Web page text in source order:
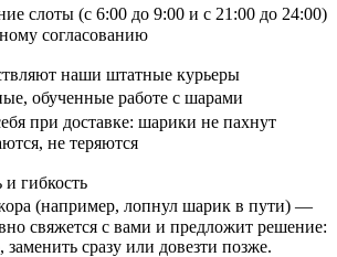
слоты (с 6:00 до 9:00 и с 21:00 до 24:00)
согласованию
наши штатные курьеры
обученные работе с шарами
при доставке: шарики не пахнут
не теряются
гибкость
(например, лопнул шарик в пути) —
свяжется с вами и предложит решение:
заменить сразу или довезти позже.